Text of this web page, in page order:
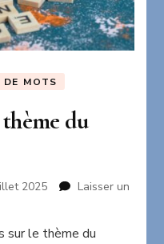
DE MOTS
du
2025
Laisser un
sur le thème du